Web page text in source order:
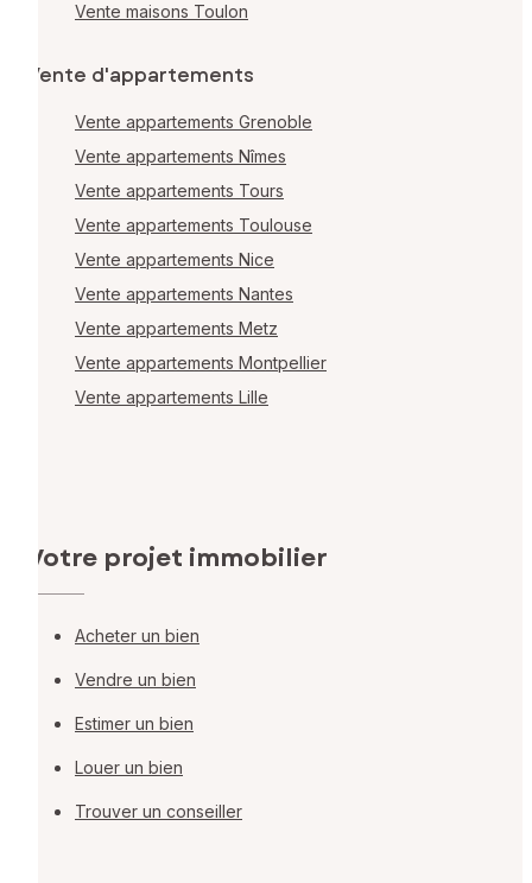
Vente maisons Toulon
Vente d'appartements
Vente appartements Grenoble
Vente appartements Nîmes
Vente appartements Tours
Vente appartements Toulouse
Vente appartements Nice
Vente appartements Nantes
Vente appartements Metz
Vente appartements Montpellier
Vente appartements Lille
Votre projet immobilier
Acheter un bien
Vendre un bien
Estimer un bien
Louer un bien
Trouver un conseiller